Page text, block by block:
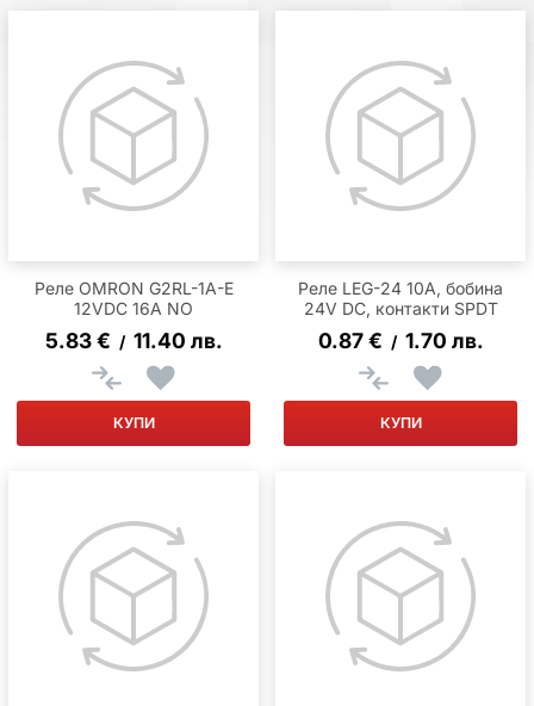
Реле OMRON G2RL-1A-E
12VDC 16A NO
5.83 € / 11.40 лв.
КУПИ
Реле LEG-24 10A, бобина
24V DC, контакти SPDT
0.87 € / 1.70 лв.
КУПИ